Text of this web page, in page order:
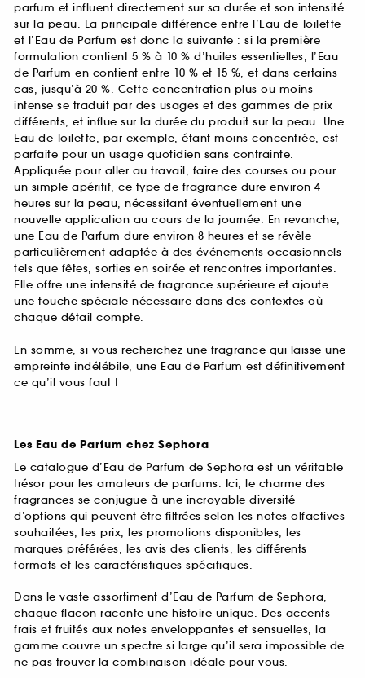
parfum et influent directement sur sa durée et son intensité
sur la peau. La principale différence entre l’Eau de Toilette
et l’Eau de Parfum est donc la suivante : si la première
formulation contient 5 % à 10 % d’huiles essentielles, l’Eau
de Parfum en contient entre 10 % et 15 %, et dans certains
cas, jusqu’à 20 %. Cette concentration plus ou moins
intense se traduit par des usages et des gammes de prix
différents, et influe sur la durée du produit sur la peau. Une
Eau de Toilette, par exemple, étant moins concentrée, est
parfaite pour un usage quotidien sans contrainte.
Appliquée pour aller au travail, faire des courses ou pour
un simple apéritif, ce type de fragrance dure environ 4
heures sur la peau, nécessitant éventuellement une
nouvelle application au cours de la journée. En revanche,
une Eau de Parfum dure environ 8 heures et se révèle
particulièrement adaptée à des événements occasionnels
tels que fêtes, sorties en soirée et rencontres importantes.
Elle offre une intensité de fragrance supérieure et ajoute
une touche spéciale nécessaire dans des contextes où
chaque détail compte.
En somme, si vous recherchez une fragrance qui laisse une
empreinte indélébile, une Eau de Parfum est définitivement
ce qu’il vous faut !
Les Eau de Parfum chez Sephora
Le catalogue d’Eau de Parfum de Sephora est un véritable
trésor pour les amateurs de parfums. Ici, le charme des
fragrances se conjugue à une incroyable diversité
d’options qui peuvent être filtrées selon les notes olfactives
souhaitées, les prix, les promotions disponibles, les
marques préférées, les avis des clients, les différents
formats et les caractéristiques spécifiques.
Dans le vaste assortiment d’Eau de Parfum de Sephora,
chaque flacon raconte une histoire unique. Des accents
frais et fruités aux notes enveloppantes et sensuelles, la
gamme couvre un spectre si large qu’il sera impossible de
ne pas trouver la combinaison idéale pour vous.